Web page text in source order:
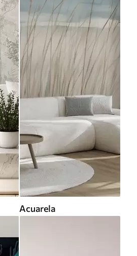
Acuarela